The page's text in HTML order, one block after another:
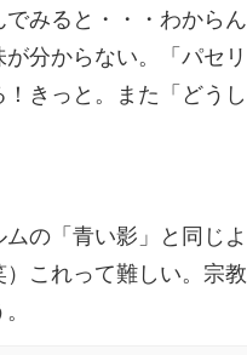
みると・・・わから
分からない。「パセ
きっと。また「どう
の「青い影」と同じ
）これって難しい。宗